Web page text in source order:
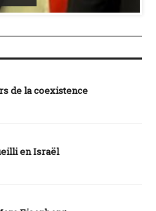
de la coexistence
en Israël